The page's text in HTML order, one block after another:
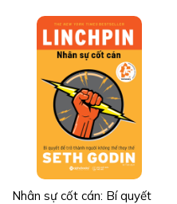
Nhân sự cốt cán: Bí quyết